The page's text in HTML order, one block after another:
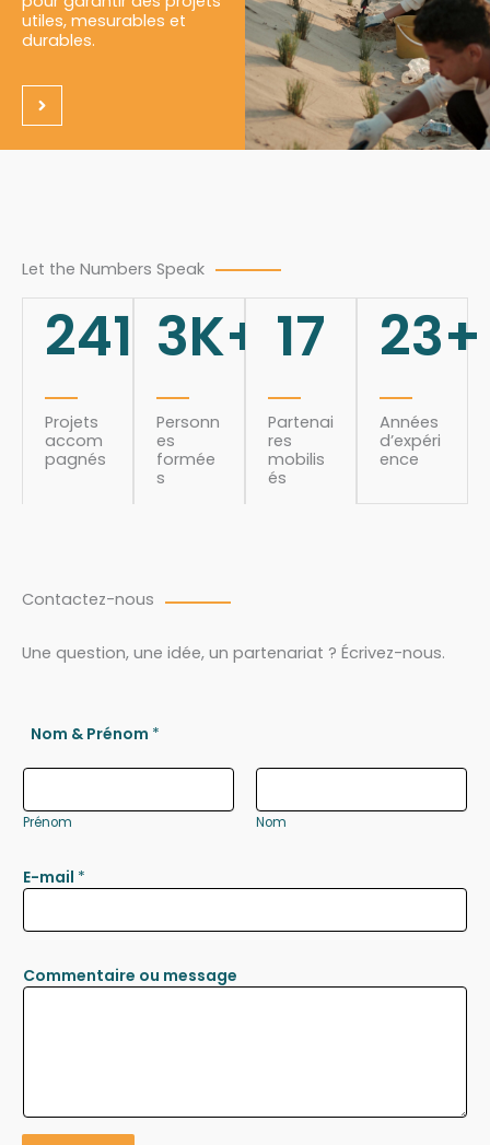
Let the Numbers Speak
utiles, mesurables et
durables.
241
Projets
accom
pagnés
3K+
Personn
es
formée
s
17
Partenai
res
mobilis
és
23+
Années
d’expéri
ence
Contactez-nous
Une question, une idée, un partenariat ? Écrivez-nous.
Nom & Prénom *
Prénom Nom
E-mail *
Commentaire ou message